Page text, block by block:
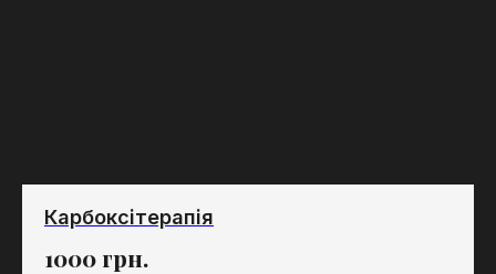
Карбоксітерапія
1000 грн.